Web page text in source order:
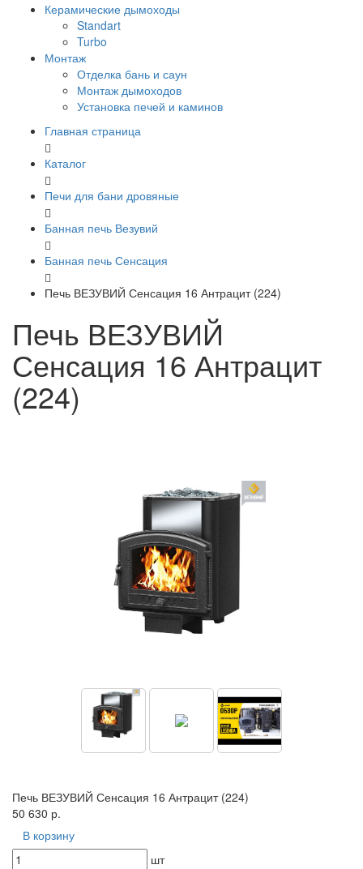
Керамические дымоходы
Standart
Turbo
Монтаж
Отделка бань и саун
Монтаж дымоходов
Установка печей и каминов
Главная страница
Каталог
Печи для бани дровяные
Банная печь Везувий
Банная печь Сенсация
Печь ВЕЗУВИЙ Сенсация 16 Антрацит (224)
Печь ВЕЗУВИЙ
Сенсация 16 Антрацит
(224)
Печь ВЕЗУВИЙ Сенсация 16 Антрацит (224)
50 630 р.
В корзину
шт